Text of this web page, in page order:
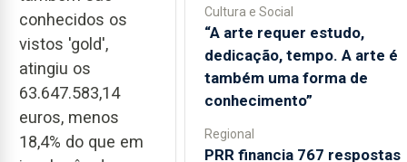
conhecidos os
vistos 'gold',
atingiu os
63.647.583,14
euros, menos
18,4% do que em
Cultura e Social
“A arte requer estudo,
dedicação, tempo. A arte é
também uma forma de
conhecimento”
Regional
PRR financia 767 respostas